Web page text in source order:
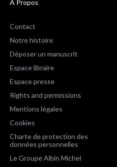
A Propos
Contact
Notre histoire
Déposer un manuscrit
Espace libraire
Espace presse
Rights and permissions
Mentions légales
Cookies
Charte de protection des
données personnelles
Le Groupe Albin Michel